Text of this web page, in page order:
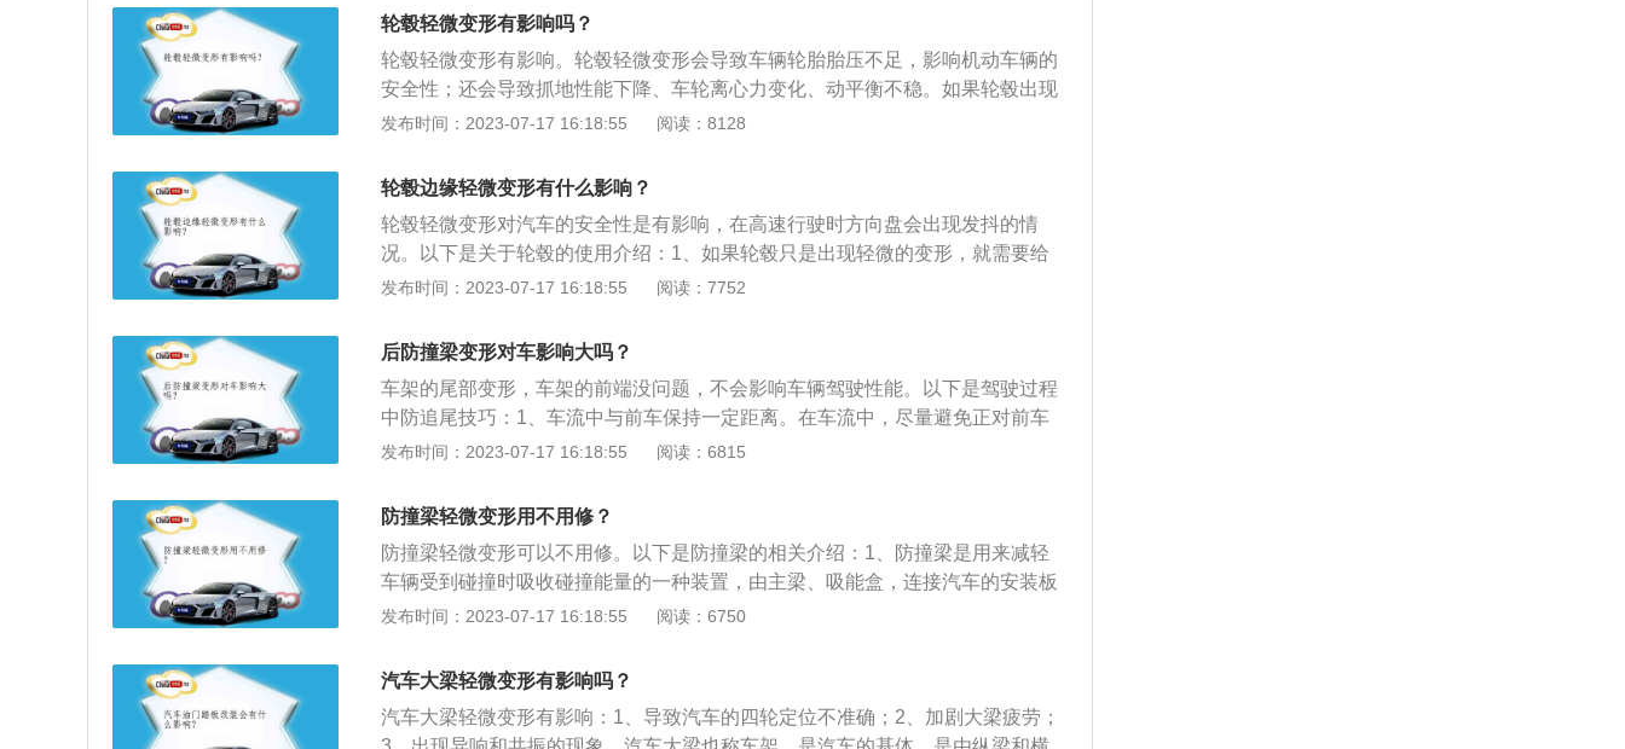
形等现象，属于严重损害。轮毂的材质是铝合金，材质本身的抗金属疲劳性相对
较差，经外力产生变形后，又经外力强行恢复原状，即使表面肉眼无法观察到有
细小裂纹，从科学的角度上来讲，此处的金属结构与正常轮毂的金属结构已完全
不同。
轮毂轻微变形有影响吗？
轮毂轻微变形有影响。轮毂轻微变形会导致车辆轮胎胎压不足，影响机动车辆的
安全性；还会导致抓地性能下降、车轮离心力变化、动平衡不稳。如果轮毂出现
轻微变形，需要给汽车做一下动平衡，然后按照变形的程度加上铅块，从而达到
换新的轮毂。因为在行车时很难避免尖锐的物体磕碰到轮毂，使变形处出现断裂
的情况，这样会存在一定的安全隐患。机动车辆轮毂在更换的时候需要更换原车
型号的轮毂，如果更换过大型号或者是过小型号的轮毂，就代表机动车辆属于非
法改装状态，需要参加备案登记手续。
发布时间：2023-07-17 16:18:55 阅读：8128
轮毂边缘轻微变形有什么影响？
轮毂轻微变形对汽车的安全性是有影响，在高速行驶时方向盘会出现发抖的情
况。以下是关于轮毂的使用介绍：1、如果轮毂只是出现轻微的变形，就需要给
汽车做一下动平衡，然后按照变形的程度加上铅块即可，从而使轮胎达到转动平
的轮毂。2、在行车过程中很难避免轮毂磕碰到尖锐物体，一旦出现磕碰就会在
一定几率内使变形处出现断裂的现象，是存在一定安全隐患。
发布时间：2023-07-17 16:18:55 阅读：7752
后防撞梁变形对车影响大吗？
车架的尾部变形，车架的前端没问题，不会影响车辆驾驶性能。以下是驾驶过程
中防追尾技巧：1、车流中与前车保持一定距离。在车流中，尽量避免正对前车
屁股行车，最好是与前车错开一定的距离。这样不但可以做到提前预警，而且可
意并线、换道是造成追尾事故的最大隐患之一。而强行变道出现的交通事故，一
般是由并线一方负全责。3、制动时，注意尽量“点刹”。制动时，应该尽量“点
刹”。这样不仅可以提醒后车注意，而且还能够为后车提供制动的反应时间和缓冲
距离，从而减少被别人被追尾的几率。
发布时间：2023-07-17 16:18:55 阅读：6815
防撞梁轻微变形用不用修？
防撞梁轻微变形可以不用修。以下是防撞梁的相关介绍：1、防撞梁是用来减轻
车辆受到碰撞时吸收碰撞能量的一种装置，由主梁、吸能盒，连接汽车的安装板
组成，主梁、吸能盒都可以在车辆发生低速碰撞时有效吸收碰撞能量，尽可能减
梁结构是应该能保证低速吸能盒通过溃缩有效吸收低速撞击时的能量，防撞梁通
过螺栓连接到车身，方便拆卸和更换。
发布时间：2023-07-17 16:18:55 阅读：6750
汽车大梁轻微变形有影响吗？
汽车大梁轻微变形有影响：1、导致汽车的四轮定位不准确；2、加剧大梁疲劳；